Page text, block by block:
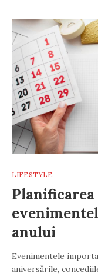
LIFESTYLE
anului
Evenimentele
aniversările,